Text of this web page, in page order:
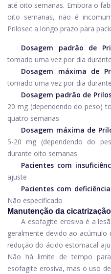
até oito semanas. Embora o
oito semanas, não é
Prilosec a longo prazo para
Dosagem padrão de
tomado uma vez por dia
Dosagem máxima de
tomado uma vez por dia
Dosagem padrão de
20 mg (dependendo do peso)
quatro semanas
Dosagem máxima de
5-20 mg (dependendo do
durante oito semanas
Pacientes com
ajuste
Pacientes com
Não especificado
Manutenção da
A esofagite erosiva é a
geralmente devido ao
redução do ácido estomacal
Não há limite de tempo
esofagite erosiva, mas o uso